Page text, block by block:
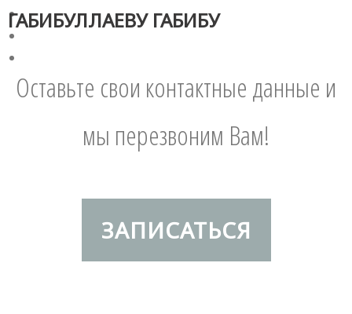
ГАБИБУЛЛАЕВУ ГАБИБУ
Оставьте свои контактные данные и
мы перезвоним Вам!
ЗАПИСАТЬСЯ